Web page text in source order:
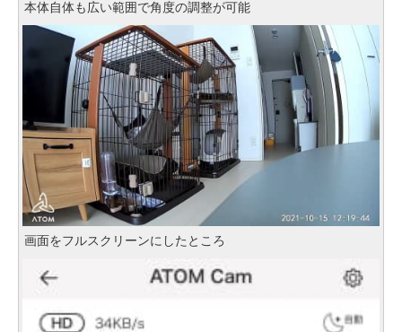
本体自体も広い範囲で角度の調整が可能
画面をフルスクリーンにしたところ